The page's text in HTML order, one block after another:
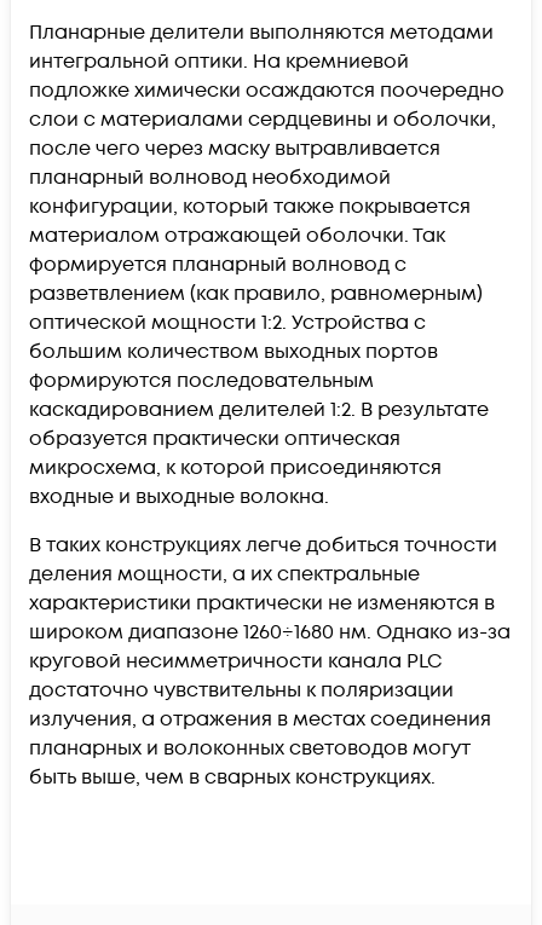
Планарные делители выполняются методами
интегральной оптики. На кремниевой
подложке химически осаждаются поочередно
слои с материалами сердцевины и оболочки,
после чего через маску вытравливается
планарный волновод необходимой
конфигурации, который также покрывается
материалом отражающей оболочки. Так
формируется планарный волновод с
разветвлением (как правило, равномерным)
оптической мощности 1:2. Устройства с
большим количеством выходных портов
формируются последовательным
каскадированием делителей 1:2. В результате
образуется практически оптическая
микросхема, к которой присоединяются
входные и выходные волокна.
В таких конструкциях легче добиться точности
деления мощности, а их спектральные
характеристики практически не изменяются в
широком диапазоне 1260÷1680 нм. Однако из-за
круговой несимметричности канала PLC
достаточно чувствительны к поляризации
излучения, а отражения в местах соединения
планарных и волоконных световодов могут
быть выше, чем в сварных конструкциях.